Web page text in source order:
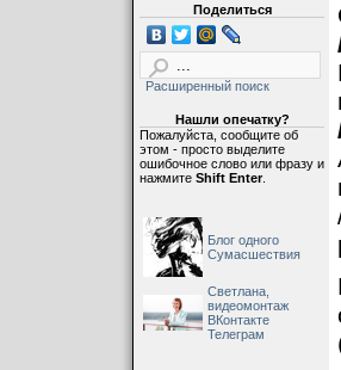
Поделиться
Расширенный поиск
Нашли опечатку?
Пожалуйста, сообщите об
этом - просто выделите
ошибочное слово или фразу и
нажмите Shift Enter.
Блог одного
Сумасшествия
Светлана,
видеомонтаж
ВКонтакте
Телеграм